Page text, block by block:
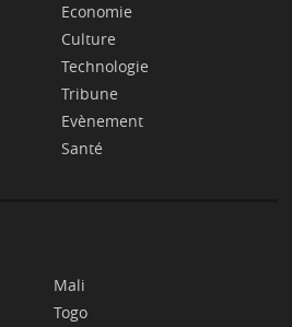
Economie
Culture
Technologie
Tribune
Evènement
Santé
Mali
Togo